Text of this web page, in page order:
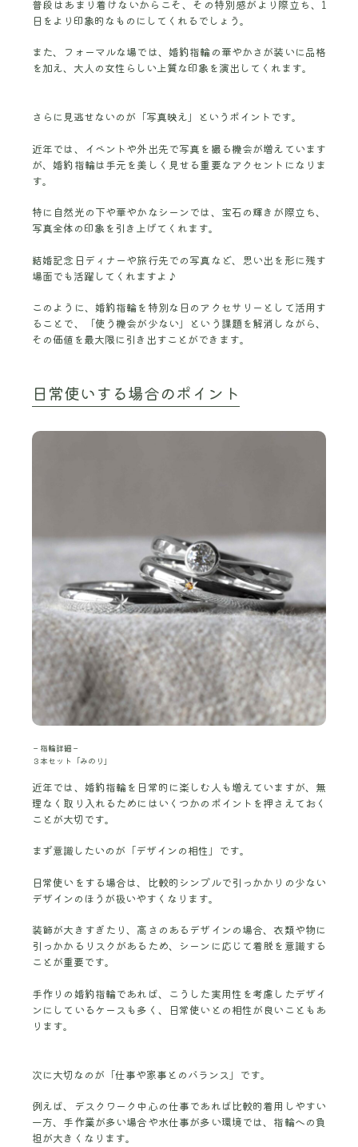
普段はあまり着けないからこそ、その特別感がより際立ち、1
日をより印象的なものにしてくれるでしょう。
また、フォーマルな場では、婚約指輪の華やかさが装いに品格
を加え、大人の女性らしい上質な印象を演出してくれます。
さらに見逃せないのが「写真映え」というポイントです。
近年では、イベントや外出先で写真を撮る機会が増えています
が、婚約指輪は手元を美しく見せる重要なアクセントになりま
す。
特に自然光の下や華やかなシーンでは、宝石の輝きが際立ち、
写真全体の印象を引き上げてくれます。
結婚記念日ディナーや旅行先での写真など、思い出を形に残す
場面でも活躍してくれますよ♪
このように、婚約指輪を特別な日のアクセサリーとして活用す
ることで、「使う機会が少ない」という課題を解消しながら、
その価値を最大限に引き出すことができます。
日常使いする場合のポイント
－指輪詳細－
３本セット「みのり」
近年では、婚約指輪を日常的に楽しむ人も増えていますが、無
理なく取り入れるためにはいくつかのポイントを押さえておく
ことが大切です。
まず意識したいのが「デザインの相性」です。
日常使いをする場合は、比較的シンプルで引っかかりの少ない
デザインのほうが扱いやすくなります。
装飾が大きすぎたり、高さのあるデザインの場合、衣類や物に
引っかかるリスクがあるため、シーンに応じて着脱を意識する
ことが重要です。
手作りの婚約指輪であれば、こうした実用性を考慮したデザイ
ンにしているケースも多く、日常使いとの相性が良いこともあ
ります。
次に大切なのが「仕事や家事とのバランス」です。
例えば、デスクワーク中心の仕事であれば比較的着用しやすい
一方、手作業が多い場合や水仕事が多い環境では、指輪への負
担が大きくなります。